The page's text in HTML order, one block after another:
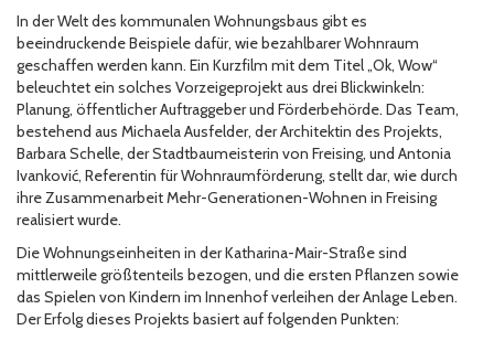
In der Welt des kommunalen Wohnungsbaus gibt es
beeindruckende Beispiele dafür, wie bezahlbarer Wohnraum
geschaffen werden kann. Ein Kurzfilm mit dem Titel „Ok, Wow“
beleuchtet ein solches Vorzeigeprojekt aus drei Blickwinkeln:
Planung, öffentlicher Auftraggeber und Förderbehörde. Das Team,
bestehend aus Michaela Ausfelder, der Architektin des Projekts,
Barbara Schelle, der Stadtbaumeisterin von Freising, und Antonia
Ivanković, Referentin für Wohnraumförderung, stellt dar, wie durch
ihre Zusammenarbeit Mehr-Generationen-Wohnen in Freising
realisiert wurde.
Die Wohnungseinheiten in der Katharina-Mair-Straße sind
mittlerweile größtenteils bezogen, und die ersten Pflanzen sowie
das Spielen von Kindern im Innenhof verleihen der Anlage Leben.
Der Erfolg dieses Projekts basiert auf folgenden Punkten: